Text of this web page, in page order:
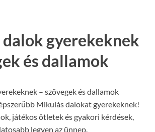
gyerekeknek
és dallamok
– szövegek és dallamok
Mikulás dalokat gyerekeknek!
játékos ötletek és gyakori kérdések,
legyen az ünnep.